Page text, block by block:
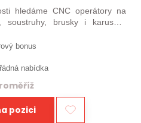
hledáme CNC operátory na
brusky i karusely.
obráběči i absolventi
bonus
nabídka
pozici